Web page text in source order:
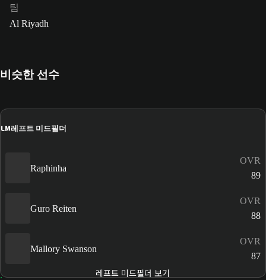
팀
Al Riyadh
비슷한 선수
LM레프트 미드필더
Raphinha
OVR
89
Guro Reiten
OVR
88
Mallory Swanson
OVR
87
레프트 미드필더 보기